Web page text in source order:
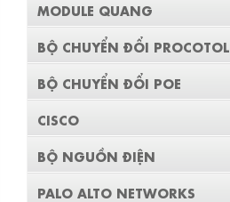
MODULE QUANG
BỘ CHUYỂN ĐỔI PROCOTOL
BỘ CHUYỂN ĐỔI POE
CISCO
BỘ NGUỒN ĐIỆN
PALO ALTO NETWORKS